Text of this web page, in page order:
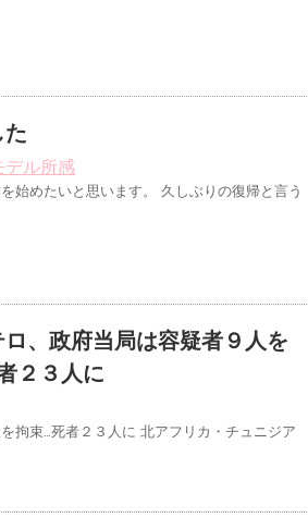
た
デル所感
始めたいと思います。 久しぶりの復帰と言う
、政府当局は容疑者９人を
２３人に
拘束…死者２３人に 北アフリカ・チュニジア